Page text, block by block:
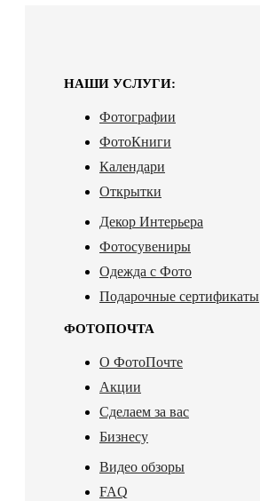
НАШИ УСЛУГИ:
Фотографии
ФотоКниги
Календари
Открытки
Декор Интерьера
Фотосувениры
Одежда с Фото
Подарочные сертификаты
ФОТОПОЧТА
О ФотоПочте
Акции
Сделаем за вас
Бизнесу
Видео обзоры
FAQ